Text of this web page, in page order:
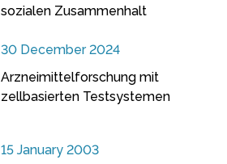
sozialen Zusammenhalt
30 December 2024
Arzneimittelforschung mit
zellbasierten Testsystemen
15 January 2003